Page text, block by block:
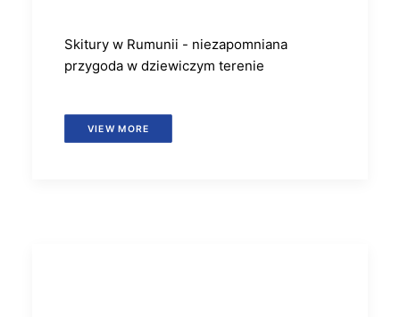
Skitury w Rumunii - niezapomniana
przygoda w dziewiczym terenie
VIEW MORE